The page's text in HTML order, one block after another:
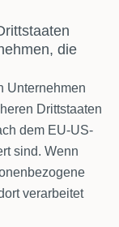
die
Unternehmen
Drittstaaten
dem EU-US-
sind. Wenn
verarbeitet